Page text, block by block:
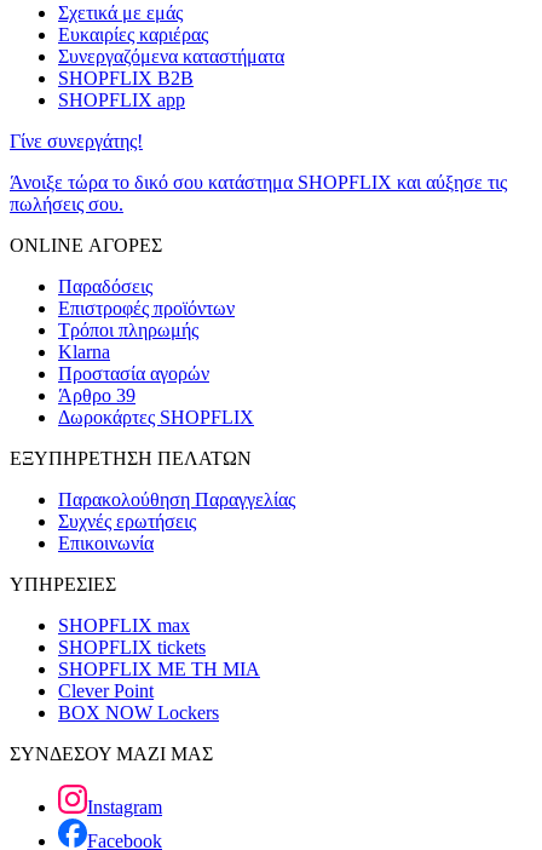
Σχετικά με εμάς
Ευκαιρίες καριέρας
Συνεργαζόμενα καταστήματα
SHOPFLIX B2B
SHOPFLIX app
Γίνε συνεργάτης!
Άνοιξε τώρα το δικό σου κατάστημα SHOPFLIX και αύξησε τις
πωλήσεις σου.
ONLINE ΑΓΟΡΕΣ
Παραδόσεις
Επιστροφές προϊόντων
Τρόποι πληρωμής
Klarna
Προστασία αγορών
Άρθρο 39
Δωροκάρτες SHOPFLIX
ΕΞΥΠΗΡΕΤΗΣΗ ΠΕΛΑΤΩΝ
Παρακολούθηση Παραγγελίας
Συχνές ερωτήσεις
Επικοινωνία
ΥΠΗΡΕΣΙΕΣ
SHOPFLIX max
SHOPFLIX tickets
SHOPFLIX ΜΕ ΤΗ ΜΙΑ
Clever Point
BOX NOW Lockers
ΣΥΝΔΕΣΟΥ ΜΑΖΙ ΜΑΣ
Instagram
Facebook